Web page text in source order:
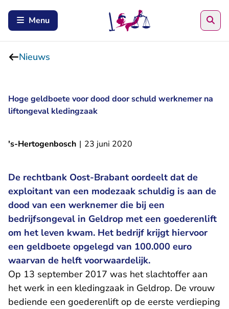
Menu
Nieuws
Hoge geldboete voor dood door schuld werknemer na
liftongeval kledingzaak
's-Hertogenbosch | 23 juni 2020
De rechtbank Oost-Brabant oordeelt dat de
exploitant van een modezaak schuldig is aan de
dood van een werknemer die bij een
bedrijfsongeval in Geldrop met een goederenlift
om het leven kwam. Het bedrijf krijgt hiervoor
een geldboete opgelegd van 100.000 euro
waarvan de helft voorwaardelijk.
Op 13 september 2017 was het slachtoffer aan
het werk in een kledingzaak in Geldrop. De vrouw
bediende een goederenlift op de eerste verdieping